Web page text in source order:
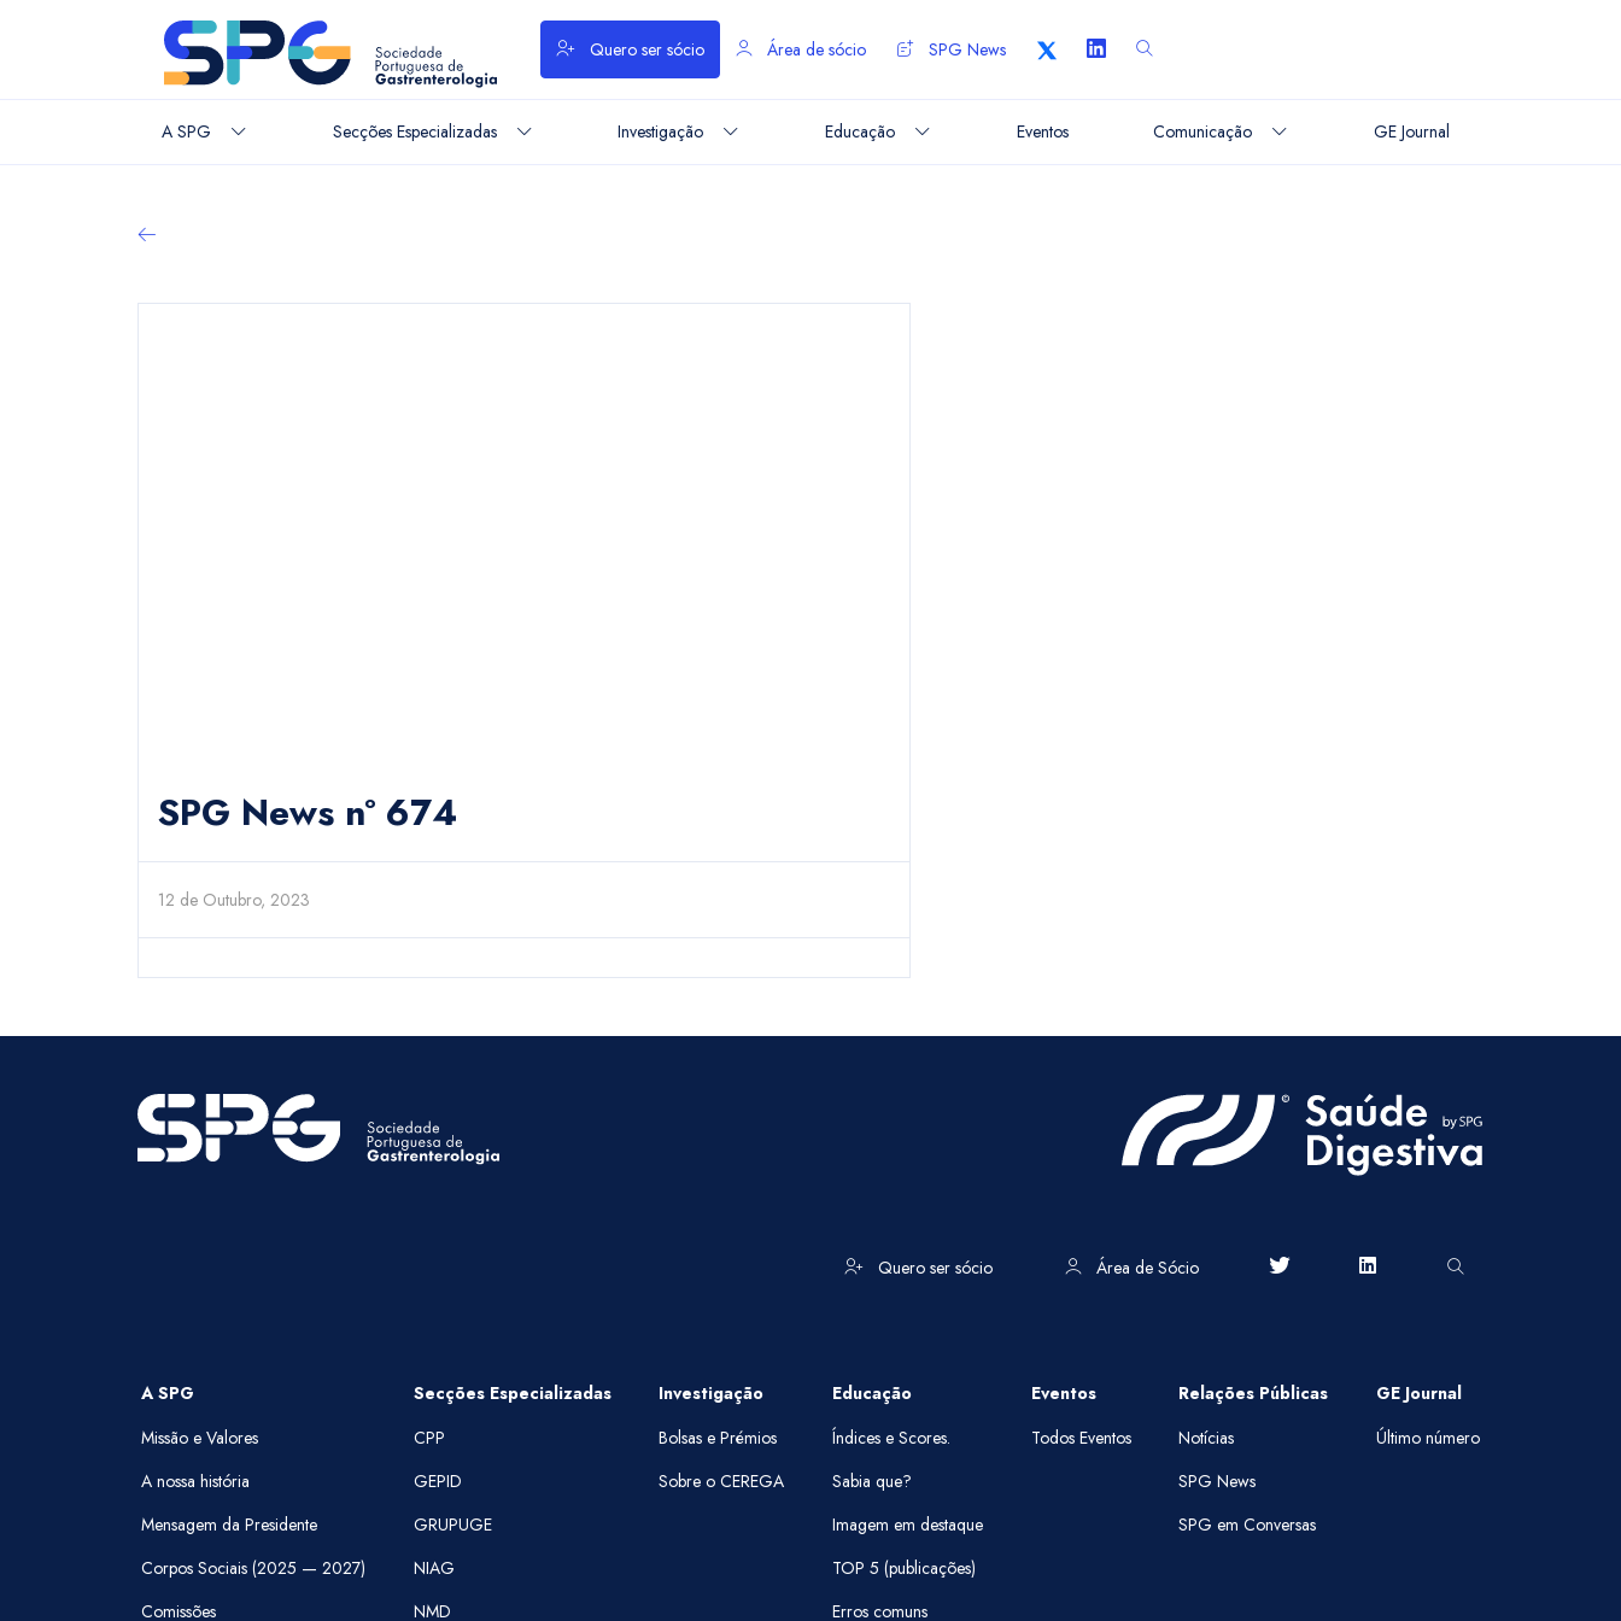
Quero ser sócio Área de sócio SPG News
A SPG Secções Especializadas Investigação Educação Eventos Comunicação GE Journal
SPG News nº 674
12 de Outubro, 2023
Quero ser sócio Área de Sócio
A SPG
Missão e Valores
A nossa história
Mensagem da Presidente
Corpos Sociais (2025 — 2027)
Comissões
Secções Especializadas
CPP
GEPID
GRUPUGE
NIAG
NMD
Investigação
Bolsas e Prémios
Sobre o CEREGA
Educação
Índices e Scores.
Sabia que?
Imagem em destaque
TOP 5 (publicações)
Erros comuns
Eventos
Todos Eventos
Relações Públicas
Notícias
SPG News
SPG em Conversas
GE Journal
Último número